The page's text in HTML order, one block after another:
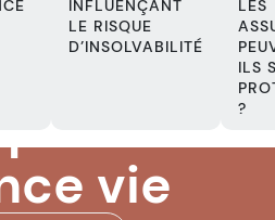
INFLUENÇANT
LE RISQUE
D’INSOLVABILITÉ
LES
ILS
?
en
vie